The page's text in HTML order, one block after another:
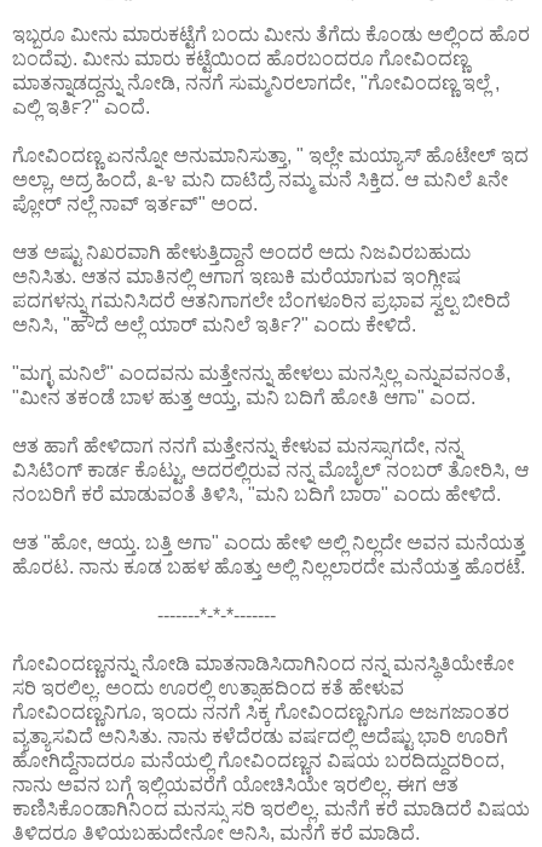
ಇಬ್ಬರೂ ಮೀನು ಮಾರುಕಟ್ಟೆಗೆ ಬಂದು ಮೀನು ತೆಗೆದು ಕೊಂಡು ಅಲ್ಲಿಂದ ಹೊರ
ಬಂದೆವು. ಮೀನು ಮಾರು ಕಟ್ಟೆಯಿಂದ ಹೊರಬಂದರೂ ಗೋವಿಂದಣ್ಣ
ಮಾತನ್ನಾಡದ್ದನ್ನು ನೋಡಿ, ನನಗೆ ಸುಮ್ಮನಿರಲಾಗದೇ, "ಗೋವಿಂದಣ್ಣ ಇಲ್ಲೆ ,
ಎಲ್ಲಿ ಇರ್ತಿ?" ಎಂದೆ.
ಗೋವಿಂದಣ್ಣ ಏನನ್ನೋ ಅನುಮಾನಿಸುತ್ತಾ, " ಇಲ್ಲೇ ಮಯ್ಯಾಸ್ ಹೊಟೇಲ್ ಇದ
ಅಲ್ಲಾ, ಅದ್ರ ಹಿಂದೆ, ೩-೪ ಮನಿ ದಾಟಿದ್ರೆ ನಮ್ಮ ಮನೆ ಸಿಕ್ತಿದ. ಆ ಮನಿಲೆ ೩ನೇ
ಪ್ಲೋರ್ ನಲ್ಲೆ ನಾವ್ ಇರ್ತವ್" ಅಂದ.
ಆತ ಅಷ್ಟು ನಿಖರವಾಗಿ ಹೇಳುತ್ತಿದ್ದಾನೆ ಅಂದರೆ ಅದು ನಿಜವಿರಬಹುದು
ಅನಿಸಿತು. ಆತನ ಮಾತಿನಲ್ಲಿ ಆಗಾಗ ಇಣುಕಿ ಮರೆಯಾಗುವ ಇಂಗ್ಲೀಷ
ಪದಗಳನ್ನು ಗಮನಿಸಿದರೆ ಆತನಿಗಾಗಲೇ ಬೆಂಗಳೂರಿನ ಪ್ರಭಾವ ಸ್ವಲ್ಪ ಬೀರಿದೆ
ಅನಿಸಿ, "ಹೌದೆ ಅಲ್ಲೆ ಯಾರ್ ಮನಿಲೆ ಇರ್ತಿ?" ಎಂದು ಕೇಳಿದೆ.
"ಮಗ್ಳ ಮನಿಲೆ" ಎಂದವನು ಮತ್ತೇನನ್ನು ಹೇಳಲು ಮನಸ್ಸಿಲ್ಲ ಎನ್ನುವವನಂತೆ,
"ಮೀನ ತಕಂಡೆ ಬಾಳ ಹುತ್ತ ಆಯ್ತ, ಮನಿ ಬದಿಗೆ ಹೋತಿ ಆಗಾ" ಎಂದ.
ಆತ ಹಾಗೆ ಹೇಳಿದಾಗ ನನಗೆ ಮತ್ತೇನನ್ನು ಕೇಳುವ ಮನಸ್ಸಾಗದೇ, ನನ್ನ
ವಿಸಿಟಿಂಗ್ ಕಾರ್ಡ ಕೊಟ್ಟು, ಅದರಲ್ಲಿರುವ ನನ್ನ ಮೊಬೈಲ್ ನಂಬರ್ ತೋರಿಸಿ, ಆ
ನಂಬರಿಗೆ ಕರೆ ಮಾಡುವಂತೆ ತಿಳಿಸಿ, "ಮನಿ ಬದಿಗೆ ಬಾರಾ" ಎಂದು ಹೇಳಿದೆ.
ಆತ "ಹೋ, ಆಯ್ತ. ಬತ್ತಿ ಅಗಾ" ಎಂದು ಹೇಳಿ ಅಲ್ಲಿ ನಿಲ್ಲದೇ ಅವನ ಮನೆಯತ್ತ
ಹೊರಟ. ನಾನು ಕೂಡ ಬಹಳ ಹೊತ್ತು ಅಲ್ಲಿ ನಿಲ್ಲಲಾರದೇ ಮನೆಯತ್ತ ಹೊರಟೆ.
-------*-*-*-------
ಗೋವಿಂದಣ್ಣನನ್ನು ನೋಡಿ ಮಾತನಾಡಿಸಿದಾಗಿನಿಂದ ನನ್ನ ಮನಸ್ಥಿತಿಯೇಕೋ
ಸರಿ ಇರಲಿಲ್ಲ. ಅಂದು ಊರಲ್ಲಿ ಉತ್ಸಾಹದಿಂದ ಕತೆ ಹೇಳುವ
ಗೋವಿಂದಣ್ಣನಿಗೂ, ಇಂದು ನನಗೆ ಸಿಕ್ಕ ಗೋವಿಂದಣ್ಣನಿಗೂ ಅಜಗಜಾಂತರ
ವ್ಯತ್ಯಾಸವಿದೆ ಅನಿಸಿತು. ನಾನು ಕಳೆದೆರಡು ವರ್ಷದಲ್ಲಿ ಅದೆಷ್ಟು ಭಾರಿ ಊರಿಗೆ
ಹೋಗಿದ್ದೆನಾದರೂ ಮನೆಯಲ್ಲಿ ಗೋವಿಂದಣ್ಣನ ವಿಷಯ ಬರದಿದ್ದುದರಿಂದ,
ನಾನು ಅವನ ಬಗ್ಗೆ ಇಲ್ಲಿಯವರೆಗೆ ಯೋಚಿಸಿಯೇ ಇರಲಿಲ್ಲ. ಈಗ ಆತ
ಕಾಣಿಸಿಕೊಂಡಾಗಿನಿಂದ ಮನಸ್ಸು ಸರಿ ಇರಲಿಲ್ಲ. ಮನೆಗೆ ಕರೆ ಮಾಡಿದರೆ ವಿಷಯ
ತಿಳಿದರೂ ತಿಳಿಯಬಹುದೇನೋ ಅನಿಸಿ, ಮನೆಗೆ ಕರೆ ಮಾಡಿದೆ.